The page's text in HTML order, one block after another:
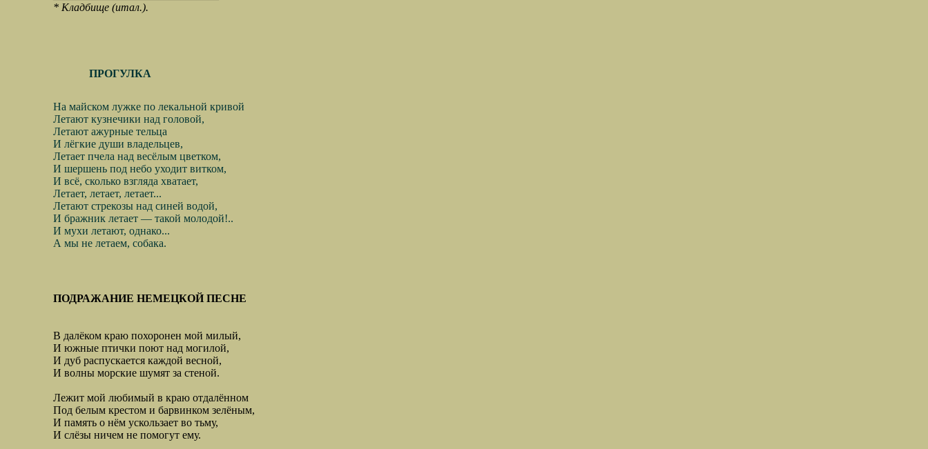
* Кладбище (итал.).
ПРОГУЛКА
На майском лужке по лекальной кривой
Летают кузнечики над головой,
Летают ажурные тельца
И лёгкие души владельцев,
Летает пчела над весёлым цветком,
И шершень под небо уходит витком,
И всё, сколько взгляда хватает,
Летает, летает, летает...
Летают стрекозы над синей водой,
И бражник летает — такой молодой!..
И мухи летают, однако...
А мы не летаем, собака.
ПОДРАЖАНИЕ НЕМЕЦКОЙ ПЕСНЕ
В далёком краю похоронен мой милый,
И южные птички поют над могилой,
И дуб распускается каждой весной,
И волны морские шумят за стеной.
Лежит мой любимый в краю отдалённом
Под белым крестом и барвинком зелёным,
И память о нём ускользает во тьму,
И слёзы ничем не помогут ему.